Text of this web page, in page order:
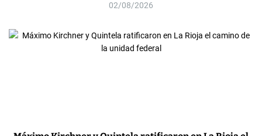
02/08/2026